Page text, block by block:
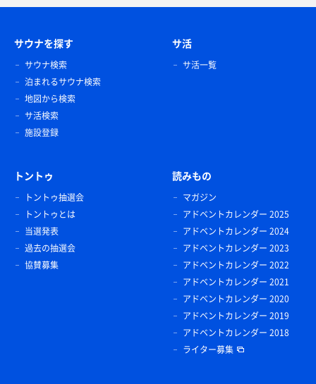
サウナを探す
サウナ検索
泊まれるサウナ検索
地図から検索
サ活検索
施設登録
サ活
サ活一覧
トントゥ
トントゥ抽選会
トントゥとは
当選発表
過去の抽選会
協賛募集
読みもの
マガジン
アドベントカレンダー 2025
アドベントカレンダー 2024
アドベントカレンダー 2023
アドベントカレンダー 2022
アドベントカレンダー 2021
アドベントカレンダー 2020
アドベントカレンダー 2019
アドベントカレンダー 2018
ライター募集